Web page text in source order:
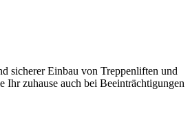
sicherer Einbau von Treppenliften und
Ihr zuhause auch bei Beeinträchtigungen